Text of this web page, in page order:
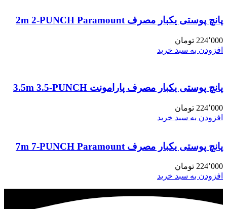
پانچ پوستی یکبار مصرف 2m 2-PUNCH Paramount
224٬000 تومان
افزودن به سبد خرید
پانچ پوستی یکبار مصرف پارامونت 3.5m 3.5-PUNCH
224٬000 تومان
افزودن به سبد خرید
پانچ پوستی یکبار مصرف 7m 7-PUNCH Paramount
224٬000 تومان
افزودن به سبد خرید